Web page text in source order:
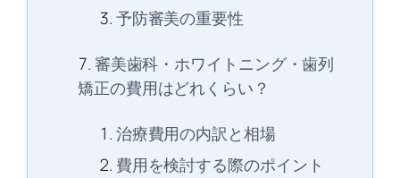
予防審美の重要性
審美歯科・ホワイトニング・歯列
矯正の費用はどれくらい？
治療費用の内訳と相場
費用を検討する際のポイント